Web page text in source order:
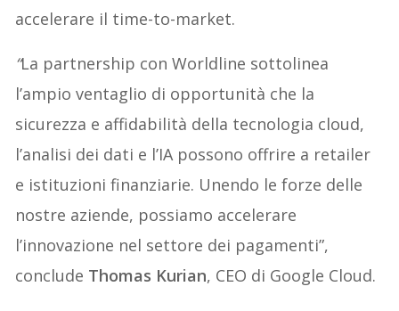
accelerare il time-to-market.
“La partnership con Worldline sottolinea
l’ampio ventaglio di opportunità che la
sicurezza e affidabilità della tecnologia cloud,
l’analisi dei dati e l’IA possono offrire a retailer
e istituzioni finanziarie. Unendo le forze delle
nostre aziende, possiamo accelerare
l’innovazione nel settore dei pagamenti”,
conclude Thomas Kurian, CEO di Google Cloud.